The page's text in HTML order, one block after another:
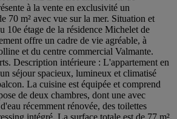
à la vente en exclusivité un
70 m² avec vue sur la mer. Situation et
10e étage de la résidence Michelet de
offre un cadre de vie agréable, à
et du centre commercial Valmante.
Description intérieure : L'appartement en
séjour spacieux, lumineux et climatisé
La cuisine est équipée et comprend
de deux chambres, dont une avec
récemment rénovée, des toilettes
intégré. La surface totale est de 77 m².